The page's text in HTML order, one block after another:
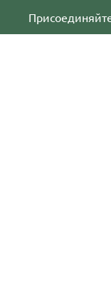
Присоединяйтесь к